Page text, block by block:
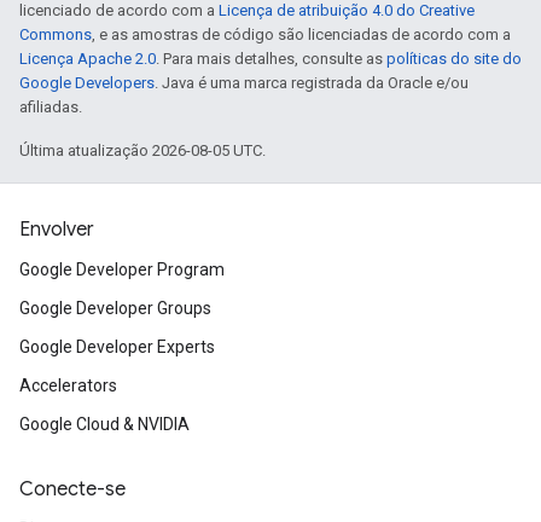
licenciado de acordo com a Licença de atribuição 4.0 do Creative
Commons, e as amostras de código são licenciadas de acordo com a
Licença Apache 2.0. Para mais detalhes, consulte as políticas do site do
Google Developers. Java é uma marca registrada da Oracle e/ou
afiliadas.
Última atualização 2026-08-05 UTC.
Envolver
Google Developer Program
Google Developer Groups
Google Developer Experts
Accelerators
Google Cloud & NVIDIA
Conecte-se